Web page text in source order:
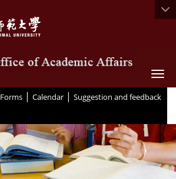
Forms | Calendar | Suggestion and feedback